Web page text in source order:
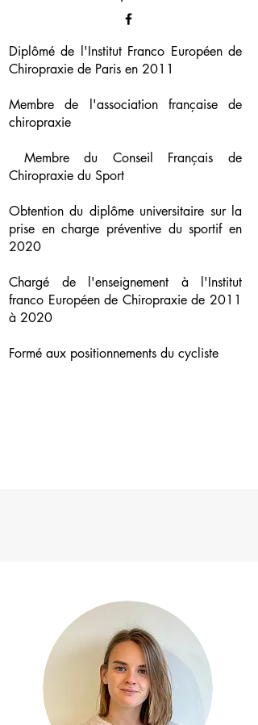
Diplômé de l'Institut Franco Européen de
Chiropraxie de Paris en 2011
Membre de l'association française de
chiropraxie
Membre du Conseil Français de
Chiropraxie du Sport
Obtention du diplôme universitaire sur la
prise en charge préventive du sportif en
2020
Chargé de l'enseignement à l'Institut
franco Européen de Chiropraxie de 2011
à 2020
Formé aux positionnements du cycliste